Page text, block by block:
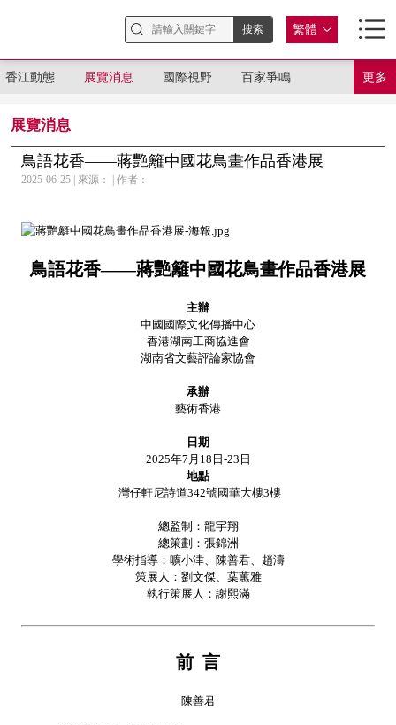
繁體
香江動態 展覽消息 國際視野 百家爭鳴 更多
展覽消息
鳥語花香——蔣艷籬中國花鳥畫作品香港展
2025-06-25 | 來源： | 作者：
鳥語花香——蔣艷籬中國花鳥畫作品香港展
主辦
中國國際文化傳播中心
香港湖南工商協進會
湖南省文藝評論家協會
承辦
藝術香港
日期
2025年7月18日-23日
地點
灣仔軒尼詩道342號國華大樓3樓
總監制：龍宇翔
總策劃：張錦洲
學術指導：曠小津、陳善君、趙濤
策展人：劉文傑、葉蕙雅
執行策展人：謝熙滿
前 言
陳善君